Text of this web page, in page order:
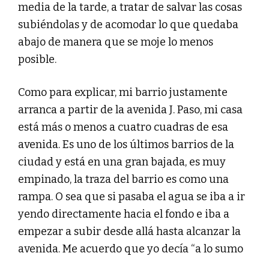
media de la tarde, a tratar de salvar las cosas
subiéndolas y de acomodar lo que quedaba
abajo de manera que se moje lo menos
posible.
Como para explicar, mi barrio justamente
arranca a partir de la avenida J. Paso, mi casa
está más o menos a cuatro cuadras de esa
avenida. Es uno de los últimos barrios de la
ciudad y está en una gran bajada, es muy
empinado, la traza del barrio es como una
rampa. O sea que si pasaba el agua se iba a ir
yendo directamente hacia el fondo e iba a
empezar a subir desde allá hasta alcanzar la
avenida. Me acuerdo que yo decía “a lo sumo